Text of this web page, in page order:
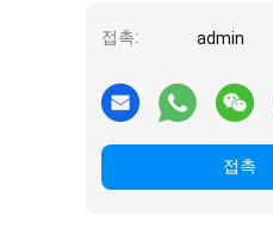
접촉: admin
접촉